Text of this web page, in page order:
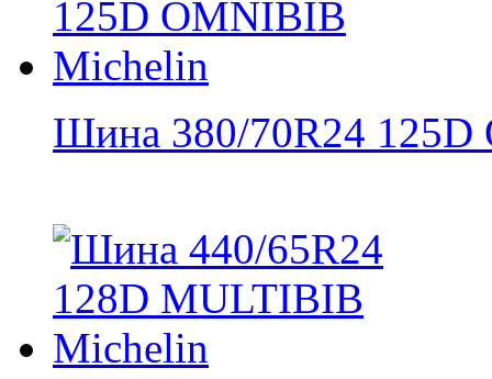
Шина 380/70R24 125D